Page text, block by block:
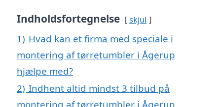
Indholdsfortegnelse skjul
1) Hvad kan et firma med speciale i
montering af tørretumbler i Ågerup
hjælpe med?
2) Indhent altid mindst 3 tilbud på
montering af tørretumbler i Ågerup